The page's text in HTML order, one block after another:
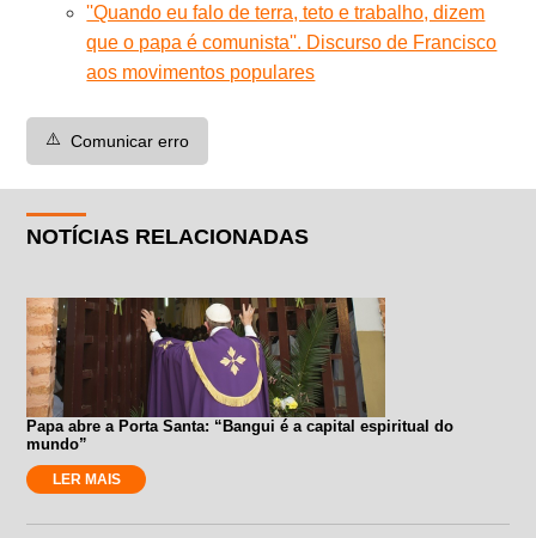
''Quando eu falo de terra, teto e trabalho, dizem
que o papa é comunista''. Discurso de Francisco
aos movimentos populares
⚠️ Comunicar erro
NOTÍCIAS RELACIONADAS
Papa abre a Porta Santa: “Bangui é a capital espiritual do
mundo”
LER MAIS